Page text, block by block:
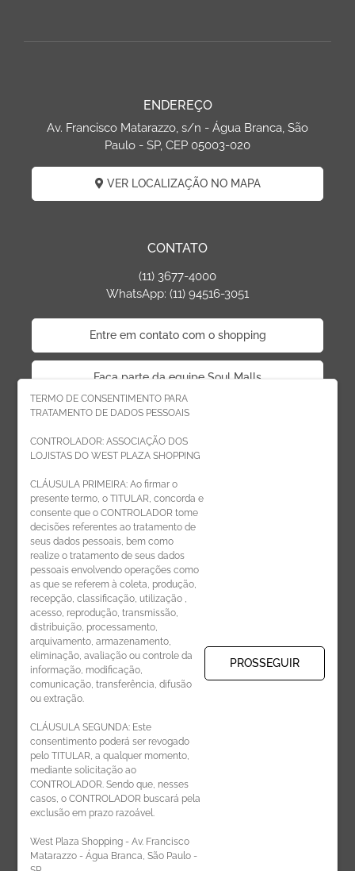
TERMO DE CONSENTIMENTO PARA
TRATAMENTO DE DADOS PESSOAIS
CONTROLADOR: ASSOCIAÇÃO DOS
LOJISTAS DO WEST PLAZA SHOPPING
CLÁUSULA PRIMEIRA: Ao firmar o
presente termo, o TITULAR, concorda e
consente que o CONTROLADOR tome
decisões referentes ao tratamento de
seus dados pessoais, bem como
realize o tratamento de seus dados
pessoais envolvendo operações como
as que se referem à coleta, produção,
recepção, classificação, utilização ,
acesso, reprodução, transmissão,
distribuição, processamento,
arquivamento, armazenamento,
eliminação, avaliação ou controle da
informação, modificação,
comunicação, transferência, difusão
ou extração.
CLÁUSULA SEGUNDA: Este
consentimento poderá ser revogado
pelo TITULAR, a qualquer momento,
mediante solicitação ao
CONTROLADOR. Sendo que, nesses
casos, o CONTROLADOR buscará pela
exclusão em prazo razoável.
West Plaza Shopping - Av. Francisco
Matarazzo - Água Branca, São Paulo -
PROSSEGUIR
ENDEREÇO
Av. Francisco Matarazzo, s/n - Água Branca, São
Paulo - SP, CEP 05003-020
VER LOCALIZAÇÃO NO MAPA
CONTATO
(11) 3677-4000
WhatsApp: (11) 94516-3051
Entre em contato com o shopping
Faça parte da equipe Soul Malls
Faça parte da equipe West Plaza
Politica de privacidade
Código de Ética de Parceiros
CADASTRE-SE
Receba novidades por e-mail: